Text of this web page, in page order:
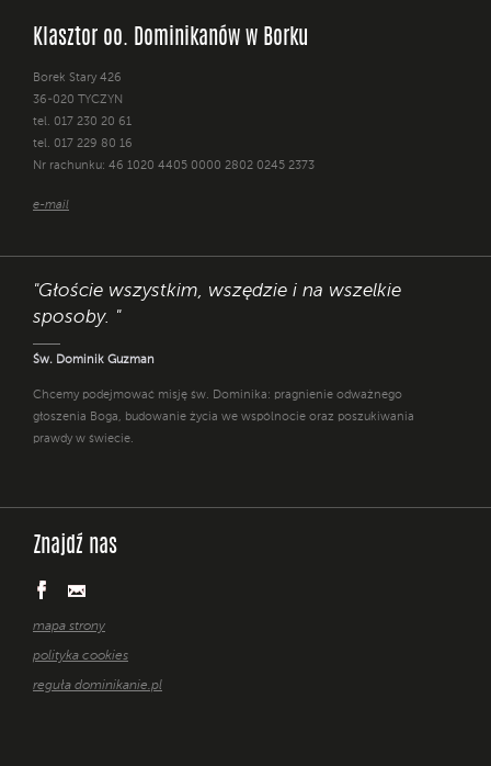
Klasztor oo. Dominikanów w Borku
Borek Stary 426
36-020 TYCZYN
tel. 017 230 20 61
tel. 017 229 80 16
Nr rachunku: 46 1020 4405 0000 2802 0245 2373
e-mail
"Głoście wszystkim, wszędzie i na wszelkie
sposoby. "
Św. Dominik Guzman
Chcemy podejmować misję św. Dominika: pragnienie odważnego
głoszenia Boga, budowanie życia we wspólnocie oraz poszukiwania
prawdy w świecie.
Znajdź nas
mapa strony
polityka cookies
reguła dominikanie.pl